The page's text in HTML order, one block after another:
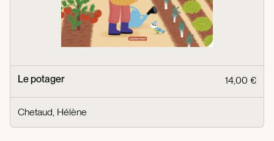
Le potager 14,00 €
Chetaud, Hélène